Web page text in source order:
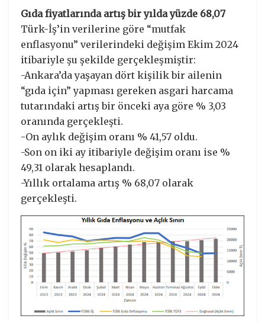
Gıda fiyatlarında artış bir yılda yüzde 68,07
Türk-İş’in verilerine göre “mutfak
enflasyonu” verilerindeki değişim Ekim 2024
itibariyle şu şekilde gerçekleşmiştir:
-Ankara’da yaşayan dört kişilik bir ailenin
“gıda için” yapması gereken asgari harcama
tutarındaki artış bir önceki aya göre % 3,03
oranında gerçekleşti.
-On aylık değişim oranı % 41,57 oldu.
-Son on iki ay itibariyle değişim oranı ise %
49,31 olarak hesaplandı.
-Yıllık ortalama artış % 68,07 olarak
gerçekleşti.